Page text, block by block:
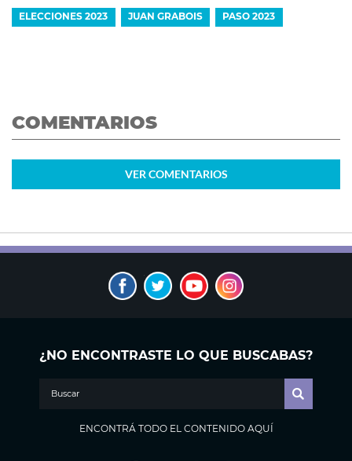
ELECCIONES 2023 JUAN GRABOIS PASO 2023
COMENTARIOS
VER COMENTARIOS
¿NO ENCONTRASTE LO QUE BUSCABAS?
ENCONTRÁ TODO EL CONTENIDO AQUÍ